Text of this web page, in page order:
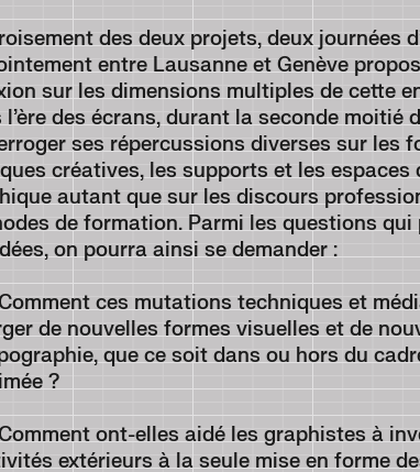
des deux projets, deux journées
entre Lausanne et Genève
sur les dimensions multiples de cette
l’ère des écrans, durant la seconde moitié
ses répercussions diverses sur les
créatives, les supports et les espaces
autant que sur les discours
de formation. Parmi les questions
on pourra ainsi se demander :
ces mutations techniques et
de nouvelles formes visuelles et de
que ce soit dans ou hors du
?
ont-elles aidé les graphistes à
extérieurs à la seule mise en forme